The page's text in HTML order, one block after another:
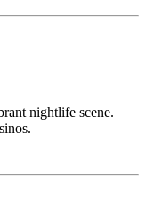
nightlife scene.